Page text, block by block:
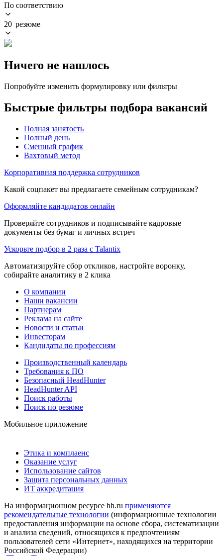
По соответствию
20 резюме
Ничего не нашлось
Попробуйте изменить формулировку или фильтры
Быстрые фильтры подбора вакансий
Полная занятость
Полный день
Сменный график
Вахтовый метод
Корпоративная поддержка сотрудников
Какой соцпакет вы предлагаете семейным сотрудникам?
Оформляйте кандидатов онлайн
Проверяйте сотрудников и подписывайте кадровые
документы без бумаг и личных встреч
Ускорьте подбор в 2 раза с Talantix
Автоматизируйте сбор откликов, настройте воронку,
собирайте аналитику в 2 клика
О компании
Наши вакансии
Партнерам
Реклама на сайте
Новости и статьи
Инвесторам
Кандидаты по профессиям
Производственный календарь
Требования к ПО
Безопасный HeadHunter
HeadHunter API
Поиск работы
Поиск по резюме
Мобильное приложение
Этика и комплаенс
Оказание услуг
Использование сайтов
Защита персональных данных
ИТ аккредитация
На информационном ресурсе hh.ru применяются
рекомендательные технологии (информационные технологии
предоставления информации на основе сбора, систематизации
и анализа сведений, относящихся к предпочтениям
пользователей сети «Интернет», находящихся на территории
Российской Федерации)